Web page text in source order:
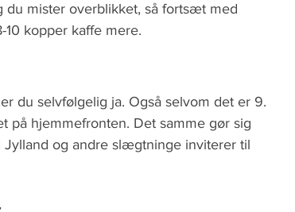
du mister overblikket, så fortsæt med
kopper kaffe mere.
du selvfølgelig ja. Også selvom det er 9.
på hjemmefronten. Det samme gør sig
og andre slægtninge inviterer til